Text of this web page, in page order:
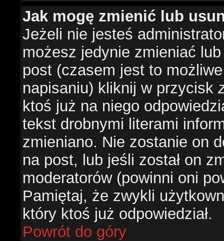
Jak mogę zmienić lub
Jeżeli nie jesteś
możesz jedynie zmieniać
post (czasem jest to
napisaniu) kliknij w przycisk
ktoś już na niego
tekst drobnymi literami
zmieniano. Nie zostanie on
na post, lub jeśli został on
moderatorów (powinni oni
Pamiętaj, że zwykli
który ktoś już odpowiedział.
Powrót do góry